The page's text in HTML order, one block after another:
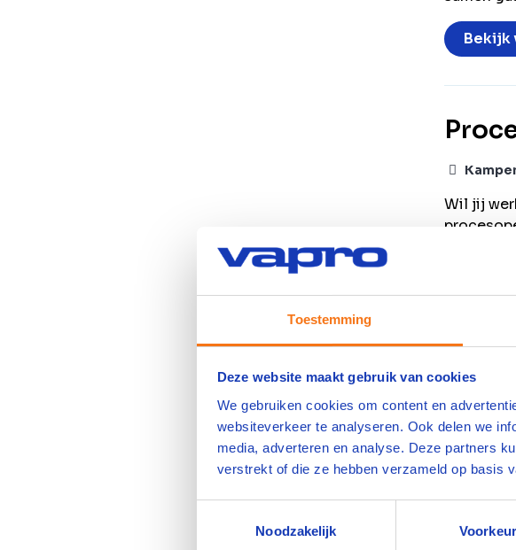
Toestemming
Deze website maakt gebruik van cookies
We gebruiken cookies om content en
websiteverkeer te analyseren. Ook delen we
media, adverteren en analyse. Deze partners
verstrekt of die ze hebben verzameld op basis
Noodzakelijk
Bekijk
Wil jij
Bekijk
Ben jij